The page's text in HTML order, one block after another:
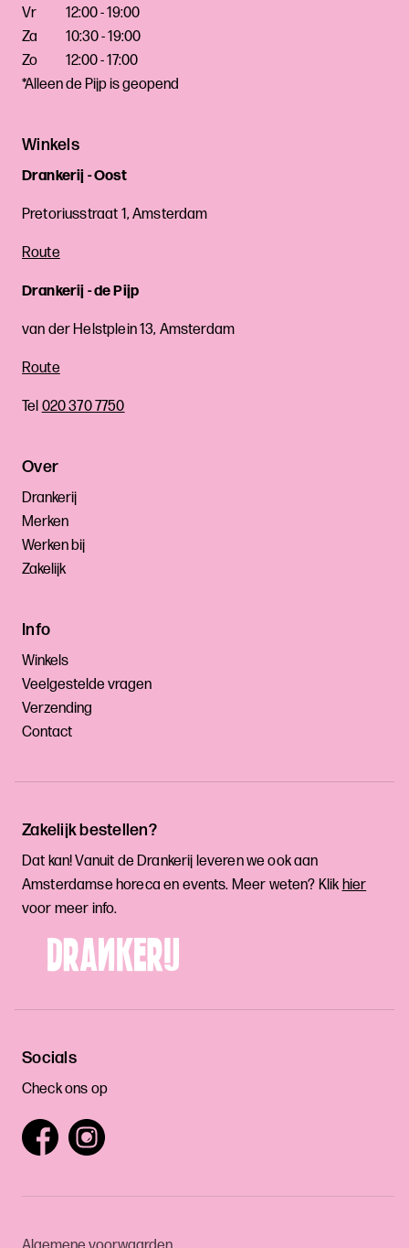
Zakelijk bestellen?
Dat kan! Vanuit de Drankerij leveren we ook aan
Amsterdamse horeca en events. Meer weten? Klikhier
voor meer info.
Socials
Check ons op
Vr
12:00 - 19:00
Za
10:30 - 19:00
Zo
12:00 - 17:00
*Alleen de Pijp is geopend
Winkels
Drankerij - Oost
Pretoriusstraat 1, Amsterdam
Route
Drankerij - de Pijp
van der Helstplein 13, Amsterdam
Route
Tel 020 370 7750
Over
Drankerij
Merken
Werken bij
Zakelijk
Info
Winkels
Veelgestelde vragen
Verzending
Contact